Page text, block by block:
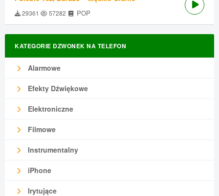
29361 57282 POP
KATEGORIE DZWONEK NA TELEFON
Alarmowe
Efekty Dźwiękowe
Elektroniczne
Filmowe
Instrumentalny
iPhone
Irytujące